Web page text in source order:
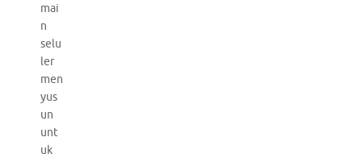
mai
n
selu
ler
men
yus
un
unt
uk